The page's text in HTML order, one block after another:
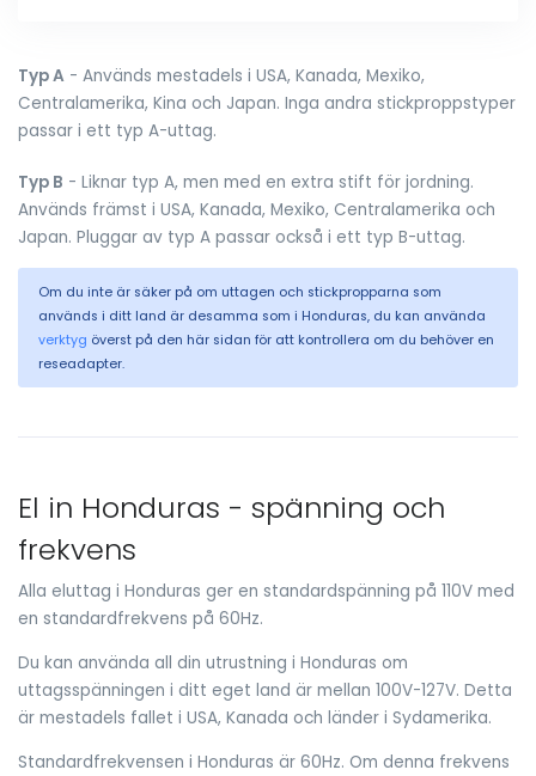
Typ A - Används mestadels i USA, Kanada, Mexiko,
Centralamerika, Kina och Japan. Inga andra stickproppstyper
passar i ett typ A-uttag.
Typ B - Liknar typ A, men med en extra stift för jordning.
Används främst i USA, Kanada, Mexiko, Centralamerika och
Japan. Pluggar av typ A passar också i ett typ B-uttag.
Om du inte är säker på om uttagen och stickpropparna som
används i ditt land är desamma som i Honduras, du kan använda
verktyg överst på den här sidan för att kontrollera om du behöver en
reseadapter.
El in Honduras - spänning och
frekvens
Alla eluttag i Honduras ger en standardspänning på 110V med
en standardfrekvens på 60Hz.
Du kan använda all din utrustning i Honduras om
uttagsspänningen i ditt eget land är mellan 100V-127V. Detta
är mestadels fallet i USA, Kanada och länder i Sydamerika.
Standardfrekvensen i Honduras är 60Hz. Om denna frekvens